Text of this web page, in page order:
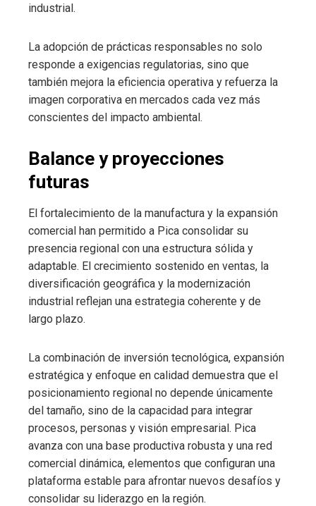
industrial.
La adopción de prácticas responsables no solo
responde a exigencias regulatorias, sino que
también mejora la eficiencia operativa y refuerza la
imagen corporativa en mercados cada vez más
conscientes del impacto ambiental.
Balance y proyecciones
futuras
El fortalecimiento de la manufactura y la expansión
comercial han permitido a Pica consolidar su
presencia regional con una estructura sólida y
adaptable. El crecimiento sostenido en ventas, la
diversificación geográfica y la modernización
industrial reflejan una estrategia coherente y de
largo plazo.
La combinación de inversión tecnológica, expansión
estratégica y enfoque en calidad demuestra que el
posicionamiento regional no depende únicamente
del tamaño, sino de la capacidad para integrar
procesos, personas y visión empresarial. Pica
avanza con una base productiva robusta y una red
comercial dinámica, elementos que configuran una
plataforma estable para afrontar nuevos desafíos y
consolidar su liderazgo en la región.